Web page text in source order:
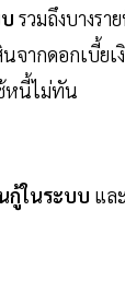
รวมถึงบางร
จากดอกเบี้ย
หนี้ไม่ทัน
กู้ในระบบ และ